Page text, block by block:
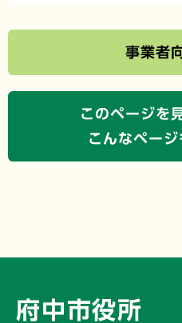
事業者
このページを
こんなペー
府中市役所